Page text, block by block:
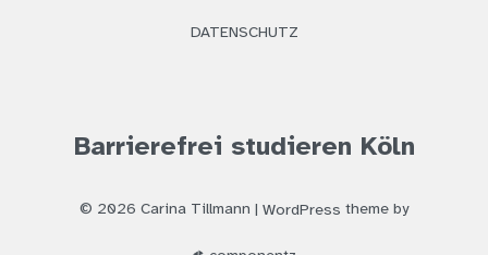
DATENSCHUTZ
Barrierefrei studieren Köln
© 2026 Carina Tillmann | WordPress theme by